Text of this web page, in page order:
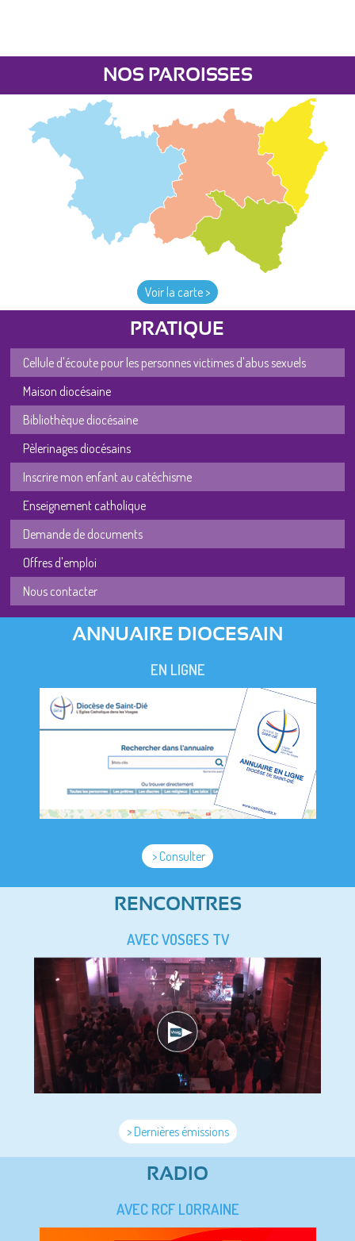
NOS PAROISSES
Voir la carte >
PRATIQUE
Cellule d'écoute pour les personnes victimes d'abus sexuels
Maison diocésaine
Bibliothèque diocésaine
Pèlerinages diocésains
Inscrire mon enfant au catéchisme
Enseignement catholique
Demande de documents
Offres d'emploi
Nous contacter
ANNUAIRE DIOCESAIN
EN LIGNE
> Consulter
RENCONTRES
AVEC VOSGES TV
> Dernières émissions
RADIO
AVEC RCF LORRAINE